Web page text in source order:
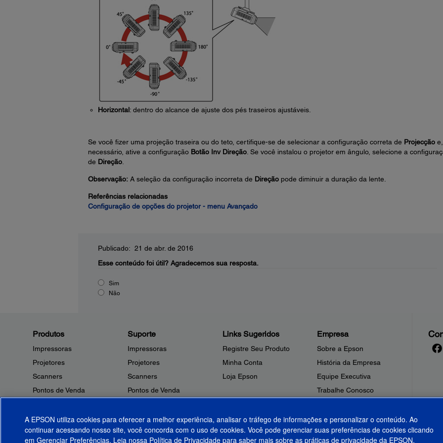
Horizontal: dentro do alcance de ajuste dos pés traseiros ajustáveis.
Se você fizer uma projeção traseira ou do teto, certifique-se de selecionar a configuração correta de Projecçãoe,
necessário, ative a configuração Botão Inv Direção. Se você instalou o projetor em ângulo, selecione a
de Direção.
Observação:A seleção da configuração incorreta de Direçãopode diminuir a duração da lente.
Referências relacionadas
Configuração de opções do projetor - menu Avançado
Publicado: 21 de abr. de 2016
Esse conteúdo foi útil? Agradecemos sua resposta.
Sim
Não
Produtos
Impressoras
Projetores
Scanners
Pontos de Venda
Microdispositivos
Tintas
Suporte
Impressoras
Projetores
Scanners
Pontos de Venda
Outros Produtos
Notificações de Segurança
Links Sugeridos
Registre Seu Produto
Minha Conta
Loja Epson
Empresa
Sobre a Epson
História da Empresa
Equipe Executiva
Trabalhe Conosco
Fale Conosco
Shakira + Epson
A EPSON utiliza cookies para oferecer a melhor experiência, analisar o tráfego de informações e personalizar o conteúdo. Ao
continuar acessando nosso site, você concorda com o uso de cookies. Você pode gerenciar suas preferências de cookies clicando
em Gerenciar Preferências. Leia nossa Política de Privacidade para saber mais sobre as práticas de privacidade da EPSON.